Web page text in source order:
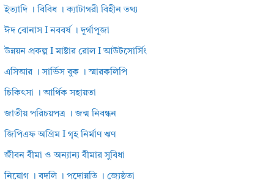
ইত্যাদি । বিবিধ । ক্যাটাগরী বিহীন তথ্য
ঈদ বোনাস I নববর্ষ । দূর্গাপূজা
উন্নয়ন প্রকল্প I মাষ্টার রোল I আউটসোর্সিং
এসিআর । সার্ভিস বুক । স্মারকলিপি
চিকিৎসা । আর্থিক সহায়তা
জাতীয় পরিচয়পত্র । জন্ম নিবন্ধন
জিপিএফ অগ্রিম I গৃহ নির্মাণ ঋণ
জীবন বীমা ও অন্যান্য বীমার সুবিধা
নিয়োগ । বদলি । পদোন্নতি । জ্যেষ্ঠতা